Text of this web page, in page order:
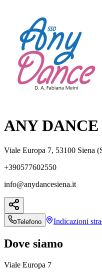
ANY DANCE
Viale Europa 7, 53100 Siena
+390577602550
info@anydancesiena.it
Telefono Indicazioni
Dove siamo
Viale Europa 7